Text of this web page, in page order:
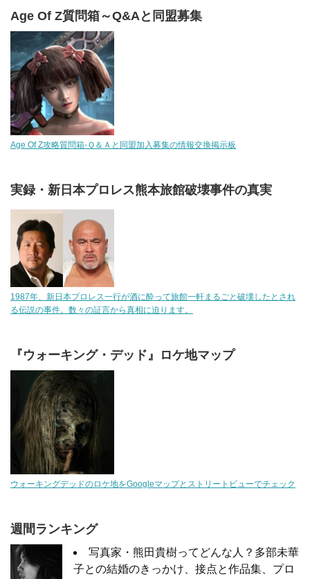
Age Of Z質問箱～Q&Aと同盟募集
Age Of Z攻略質問箱-Ｑ＆Ａと同盟加入募集の情報交換掲示板
実録・新日本プロレス熊本旅館破壊事件の真実
1987年、新日本プロレス一行が酒に酔って旅館一軒まるごと破壊したとされ
る伝説の事件。数々の証言から真相に迫ります。
『ウォーキング・デッド』ロケ地マップ
ウォーキングデッドのロケ地をGoogleマップとストリートビューでチェック
週間ランキング
写真家・熊田貴樹ってどんな人？多部未華
子との結婚のきっかけ、接点と作品集、プロ